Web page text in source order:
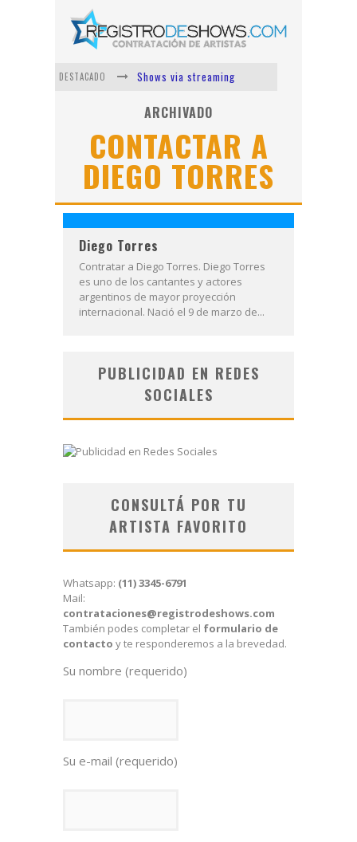
DESTACADO
Shows via streaming
Lit Killah
Nicki Nicole
Duki
Vi Em
ARCHIVADO
CONTACTAR A
DIEGO TORRES
Diego Torres
Contratar a Diego Torres. Diego Torres
es uno de los cantantes y actores
argentinos de mayor proyección
internacional. Nació el 9 de marzo de...
PUBLICIDAD EN REDES
SOCIALES
CONSULTÁ POR TU
ARTISTA FAVORITO
Whatsapp: (11) 3345-6791
Mail:
contrataciones@registrodeshows.com
También podes completar el formulario de
contacto y te responderemos a la brevedad.
Su nombre (requerido)
Su e-mail (requerido)